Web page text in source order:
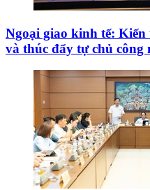
Ngoại giao kinh tế:
và thúc đẩy tự chủ công